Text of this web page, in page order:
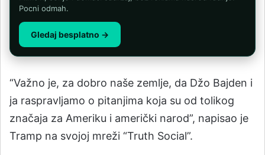
Pocni odmah.
Gledaj besplatno →
“Važno je, za dobro naše zemlje, da Džo Bajden i
ja raspravljamo o pitanjima koja su od tolikog
značaja za Ameriku i američki narod”, napisao je
Tramp na svojoj mreži “Truth Social”.